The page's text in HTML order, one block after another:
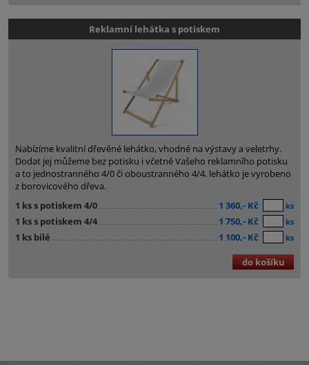
Reklamní lehátka s potiskem
Nabízíme kvalitní dřevěné lehátko, vhodné na výstavy a veletrhy.
Dodat jej můžeme bez potisku i včetně Vašeho reklamního potisku
a to jednostranného 4/0 či oboustranného 4/4. lehátko je vyrobeno
z borovicového dřeva.
1 ks s potiskem 4/0
1 360,- Kč ks
1 ks s potiskem 4/4 1 750,- Kč ks
1 ks bílé 1 100,- Kč ks
do košíku